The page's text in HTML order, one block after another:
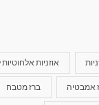
אוזניות
אמבטיה ברז מטבח